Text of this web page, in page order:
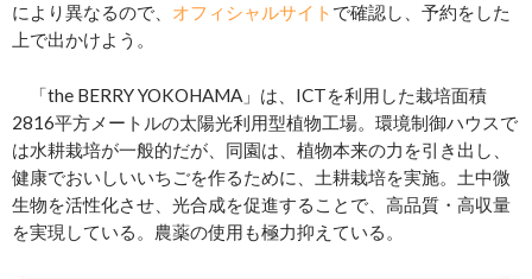
により異なるので、 オフィシャルサイト で確認し、予約をした
上で出かけよう。
「the BERRY YOKOHAMA」は、ICTを利用した栽培面積
2816平方メートルの太陽光利用型植物工場。環境制御ハウスで
は水耕栽培が一般的だが、同園は、植物本来の力を引き出し、
健康でおいしいいちごを作るために、土耕栽培を実施。土中微
生物を活性化させ、光合成を促進することで、高品質・高収量
を実現している。農薬の使用も極力抑えている。